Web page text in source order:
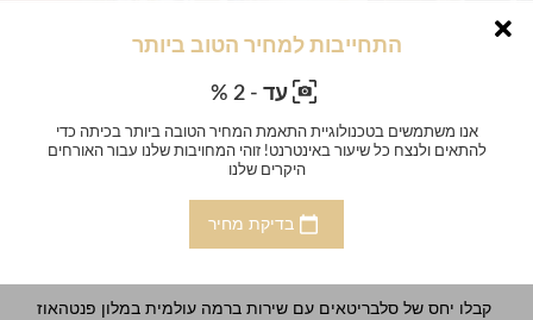
התחייבות למחיר הטוב ביותר
עד - 2 %
אנו משתמשים בטכנולוגיית התאמת המחיר הטובה ביותר בכיתה כדי
להתאים ולנצח כל שיעור באינטרנט! זוהי המחויבות שלנו עבור האורחים
היקרים שלנו
בדיקת מחיר
The Penthouse Suites Hotel
קבלו יחס של סלבריטאים עם שירות ברמה עולמית במלון פנטהאוז